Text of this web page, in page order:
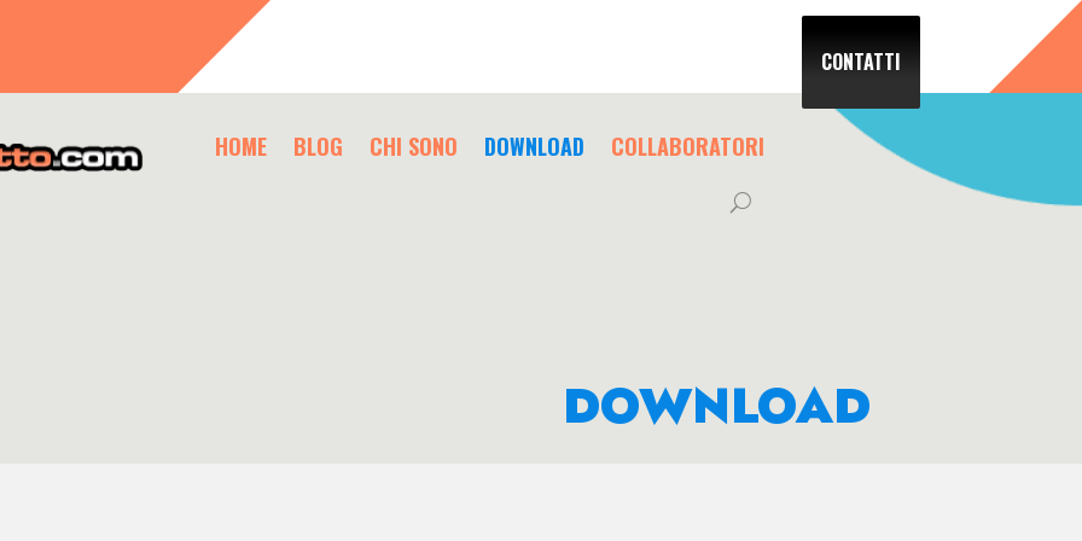
HOME BLOG CHI SONO DOWNLOAD COLLABORATORI
CONTATTI
DOWNLOAD